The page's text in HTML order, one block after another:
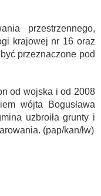
przestrzennego,
krajowej nr 16 oraz
przeznaczone pod
od wojska i od 2008
wójta Bogusława
uzbroiła grunty i
(pap/kan/łw)